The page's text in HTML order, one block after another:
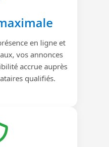
en ligne et
vos annonces
accrue auprès
qualifiés.